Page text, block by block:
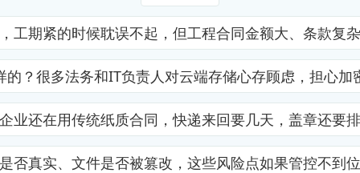
期紧的时候耽误不起，但工程合同金额大、条款
很多法务和IT负责人对云端存储心存顾虑，担
还在用传统纸质合同，快递来回要几天，盖章还
真实、文件是否被篡改，这些风险点如果管控不